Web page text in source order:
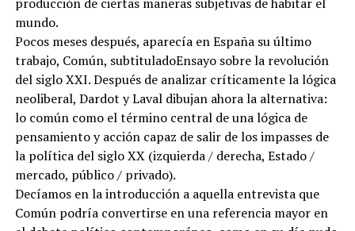
mundo.
Pocos meses después, aparecía en España su último
trabajo, Común, subtituladoEnsayo sobre la revolución
del siglo XXI. Después de analizar críticamente la lógica
neoliberal, Dardot y Laval dibujan ahora la alternativa:
lo común como el término central de una lógica de
pensamiento y acción capaz de salir de los impasses de
la política del siglo XX (izquierda / derecha, Estado /
mercado, público / privado).
Decíamos en la introducción a aquella entrevista que
Común podría convertirse en una referencia mayor en